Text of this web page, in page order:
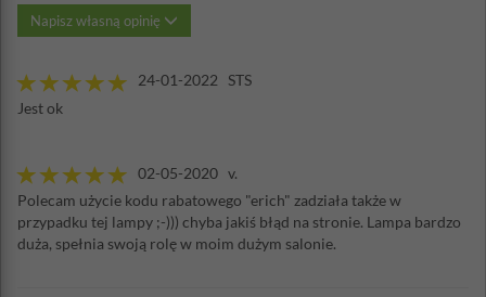
Napisz własną opinię
24-01-2022 STS
Jest ok
02-05-2020 v.
Polecam użycie kodu rabatowego "erich" zadziała także w
przypadku tej lampy ;-))) chyba jakiś błąd na stronie. Lampa bardzo
duża, spełnia swoją rolę w moim dużym salonie.